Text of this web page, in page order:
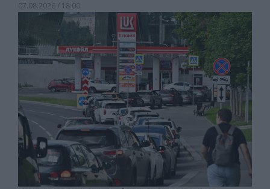
07.08.2026 / 18:00